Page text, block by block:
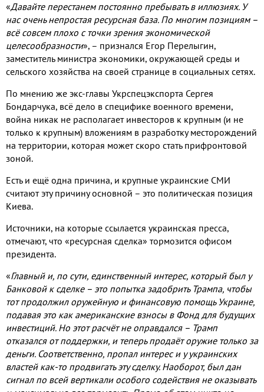
«Давайте перестанем постоянно пребывать в иллюзиях. У
нас очень непростая ресурсная база. По многим позициям –
всё совсем плохо с точки зрения экономической
целесообразности», – признался Егор Перелыгин,
заместитель министра экономики, окружающей среды и
сельского хозяйства на своей странице в социальных сетях.
По мнению же экс-главы Укрспецэкспорта Сергея
Бондарчука, всё дело в специфике военного времени,
война никак не располагает инвесторов к крупным (и не
только к крупным) вложениям в разработку месторождений
на территории, которая может скоро стать прифронтовой
зоной.
Есть и ещё одна причина, и крупные украинские СМИ
считают эту причину основной – это политическая позиция
Киева.
Источники, на которые ссылается украинская пресса,
отмечают, что «ресурсная сделка» тормозится офисом
президента.
«Главный и, по сути, единственный интерес, который был у
Банковой к сделке – это попытка задобрить Трампа, чтобы
тот продолжил оружейную и финансовую помощь Украине,
подавая это как американские взносы в Фонд для будущих
инвестиций. Но этот расчёт не оправдался – Трамп
отказался от поддержки, и теперь продаёт оружие только за
деньги. Соответственно, пропал интерес и у украинских
властей как-то продвигать эту сделку. Наоборот, был дан
сигнал по всей вертикали особого содействия не оказывать